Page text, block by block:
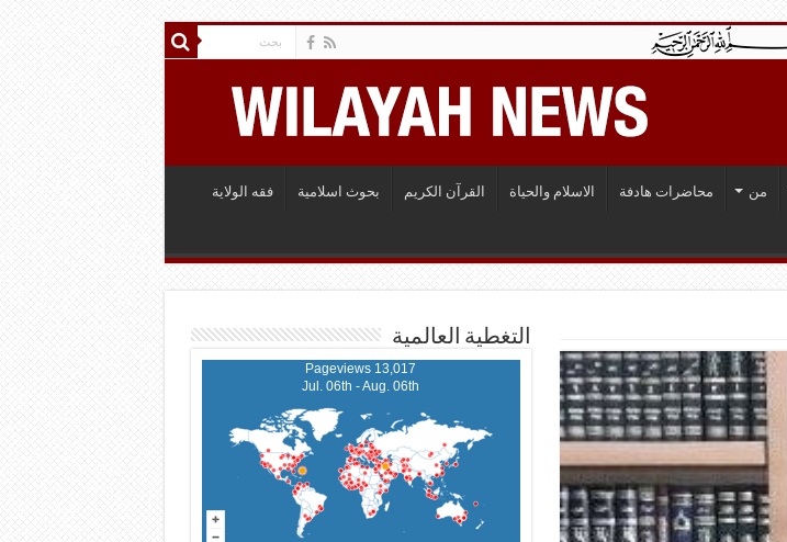
من محاضرات هادفة الاسلام والحياة القرآن الكريم بحوث اسلامية فقه الولاية
التغطية العالمية
13,017 Pageviews
Jul. 06th - Aug. 06th